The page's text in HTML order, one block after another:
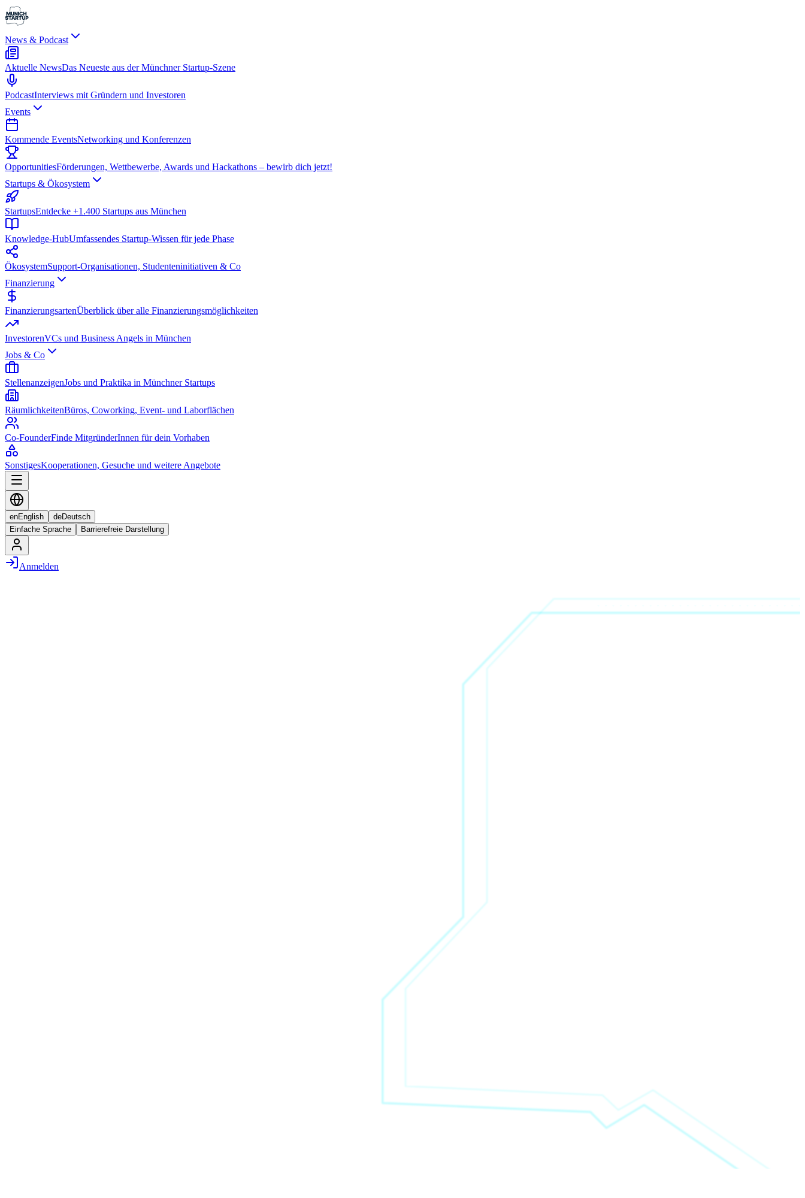
News & Podcast
Aktuelle NewsDas Neueste aus der Münchner Startup-Szene
PodcastInterviews mit Gründern und Investoren
Events
Kommende EventsNetworking und Konferenzen
OpportunitiesFörderungen, Wettbewerbe, Awards und Hackathons – bewirb dich jetzt!
Startups & Ökosystem
StartupsEntdecke +1.400 Startups aus München
Knowledge-HubUmfassendes Startup-Wissen für jede Phase
ÖkosystemSupport-Organisationen, Studenteninitiativen & Co
Finanzierung
FinanzierungsartenÜberblick über alle Finanzierungsmöglichkeiten
InvestorenVCs und Business Angels in München
Jobs & Co
StellenanzeigenJobs und Praktika in Münchner Startups
RäumlichkeitenBüros, Coworking, Event- und Laborflächen
Co-FounderFinde MitgründerInnen für dein Vorhaben
SonstigesKooperationen, Gesuche und weitere Angebote
enEnglish deDeutsch
Einfache Sprache
Barrierefreie Darstellung
Anmelden